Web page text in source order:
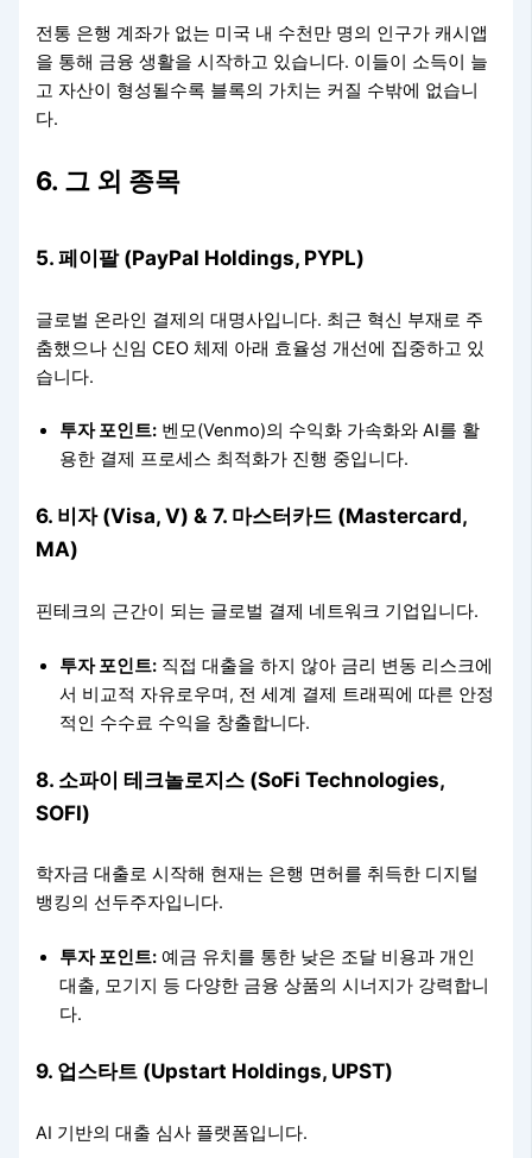
전통 은행 계좌가 없는 미국 내 수천만 명의 인구가 캐시앱
을 통해 금융 생활을 시작하고 있습니다. 이들이 소득이 늘
고 자산이 형성될수록 블록의 가치는 커질 수밖에 없습니
다.
6. 그 외 종목
5. 페이팔 (PayPal Holdings, PYPL)
글로벌 온라인 결제의 대명사입니다. 최근 혁신 부재로 주
춤했으나 신임 CEO 체제 아래 효율성 개선에 집중하고 있
습니다.
투자 포인트: 벤모(Venmo)의 수익화 가속화와 AI를 활
용한 결제 프로세스 최적화가 진행 중입니다.
6. 비자 (Visa, V) & 7. 마스터카드 (Mastercard,
MA)
핀테크의 근간이 되는 글로벌 결제 네트워크 기업입니다.
투자 포인트: 직접 대출을 하지 않아 금리 변동 리스크에
서 비교적 자유로우며, 전 세계 결제 트래픽에 따른 안정
적인 수수료 수익을 창출합니다.
8. 소파이 테크놀로지스 (SoFi Technologies,
SOFI)
학자금 대출로 시작해 현재는 은행 면허를 취득한 디지털
뱅킹의 선두주자입니다.
투자 포인트: 예금 유치를 통한 낮은 조달 비용과 개인
대출, 모기지 등 다양한 금융 상품의 시너지가 강력합니
다.
9. 업스타트 (Upstart Holdings, UPST)
AI 기반의 대출 심사 플랫폼입니다.